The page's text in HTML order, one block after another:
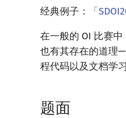
经典例子： 「
在一般的 OI 比赛中
也有其存在的道理
程代码以及文档学
题面